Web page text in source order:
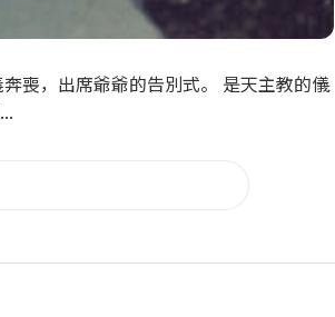
喪，出席爺爺的告別式。 是天主教的儀